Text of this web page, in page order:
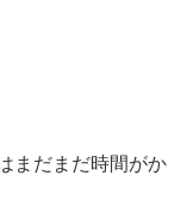
まだまだ時間がか